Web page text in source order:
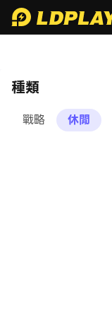
種類
戰略 休閒